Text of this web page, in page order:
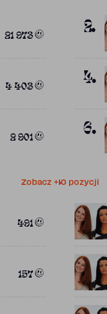
21 973 2.
4 403 4.
2 901 6.
Zobacz +10 pozycji
491
157